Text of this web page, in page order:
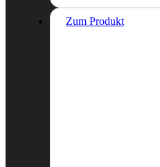
Zum Produkt